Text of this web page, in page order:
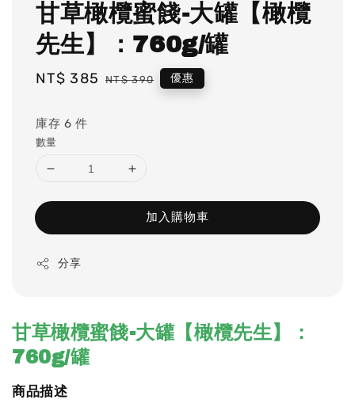
甘草橄欖蜜餞-大罐【橄欖
先生】：760g/罐
Sale
NT$ 385 Regular
NT$ 390 優惠
庫存 6 件
數量
加入購物車
分享
甘草橄欖蜜餞-大罐【橄欖先生】：
760g/罐
商品描述